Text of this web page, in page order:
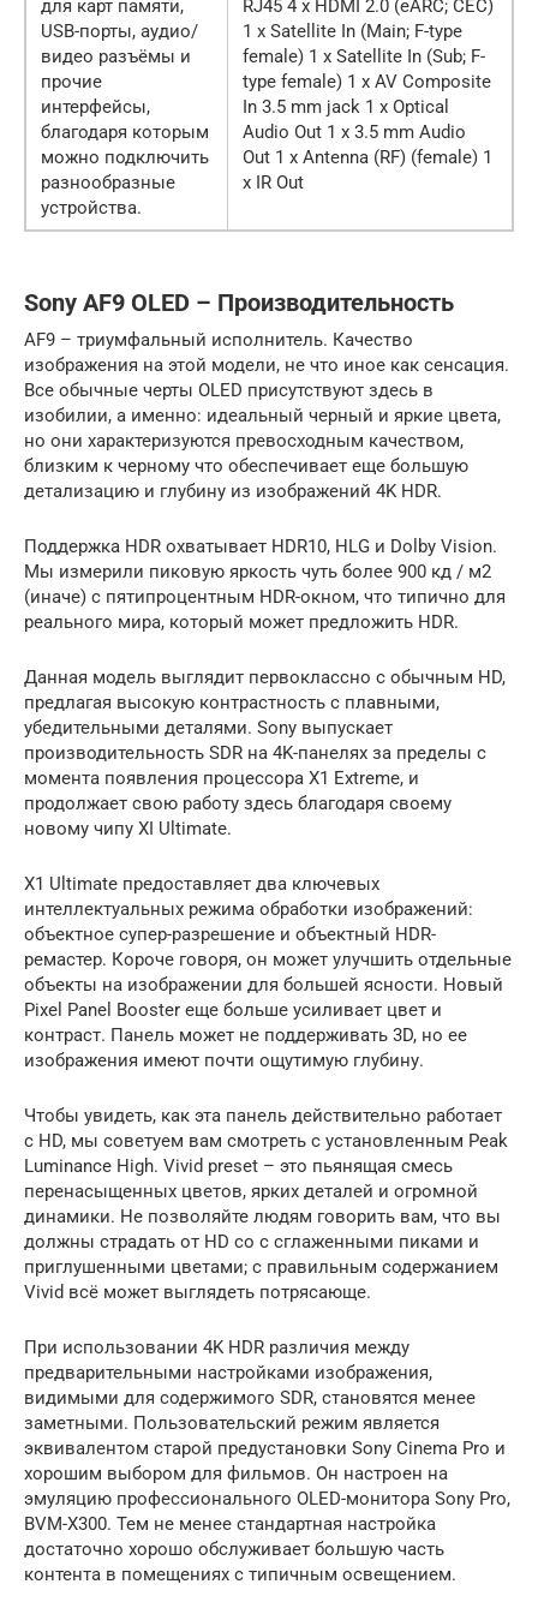
для карт памяти,
USB-порты, аудио/
видео разъёмы и
прочие
интерфейсы,
благодаря которым
можно подключить
разнообразные
устройства.
RJ45 4 x HDMI 2.0 (eARC; CEC)
1 x Satellite In (Main; F-type
female) 1 x Satellite In (Sub; F-
type female) 1 x AV Composite
In 3.5 mm jack 1 x Optical
Audio Out 1 x 3.5 mm Audio
Out 1 x Antenna (RF) (female) 1
x IR Out
Sony AF9 OLED – Производительность
AF9 – триумфальный исполнитель. Качество
изображения на этой модели, не что иное как сенсация.
Все обычные черты OLED присутствуют здесь в
изобилии, а именно: идеальный черный и яркие цвета,
но они характеризуются превосходным качеством,
близким к черному что обеспечивает еще большую
детализацию и глубину из изображений 4K HDR.
Поддержка HDR охватывает HDR10, HLG и Dolby Vision.
Мы измерили пиковую яркость чуть более 900 кд / м2
(иначе) с пятипроцентным HDR-окном, что типично для
реального мира, который может предложить HDR.
Данная модель выглядит первоклассно с обычным HD,
предлагая высокую контрастность с плавными,
убедительными деталями. Sony выпускает
производительность SDR на 4K-панелях за пределы с
момента появления процессора X1 Extreme, и
продолжает свою работу здесь благодаря своему
новому чипу XI Ultimate.
X1 Ultimate предоставляет два ключевых
интеллектуальных режима обработки изображений:
объектное супер-разрешение и объектный HDR-
ремастер. Короче говоря, он может улучшить отдельные
объекты на изображении для большей ясности. Новый
Pixel Panel Booster еще больше усиливает цвет и
контраст. Панель может не поддерживать 3D, но ее
изображения имеют почти ощутимую глубину.
Чтобы увидеть, как эта панель действительно работает
с HD, мы советуем вам смотреть с установленным Peak
Luminance High. Vivid preset – это пьянящая смесь
перенасыщенных цветов, ярких деталей и огромной
динамики. Не позволяйте людям говорить вам, что вы
должны страдать от HD со с сглаженными пиками и
приглушенными цветами; с правильным содержанием
Vivid всё может выглядеть потрясающе.
При использовании 4K HDR различия между
предварительными настройками изображения,
видимыми для содержимого SDR, становятся менее
заметными. Пользовательский режим является
эквивалентом старой предустановки Sony Cinema Pro и
хорошим выбором для фильмов. Он настроен на
эмуляцию профессионального OLED-монитора Sony Pro,
BVM-X300. Тем не менее стандартная настройка
достаточно хорошо обслуживает большую часть
контента в помещениях с типичным освещением.